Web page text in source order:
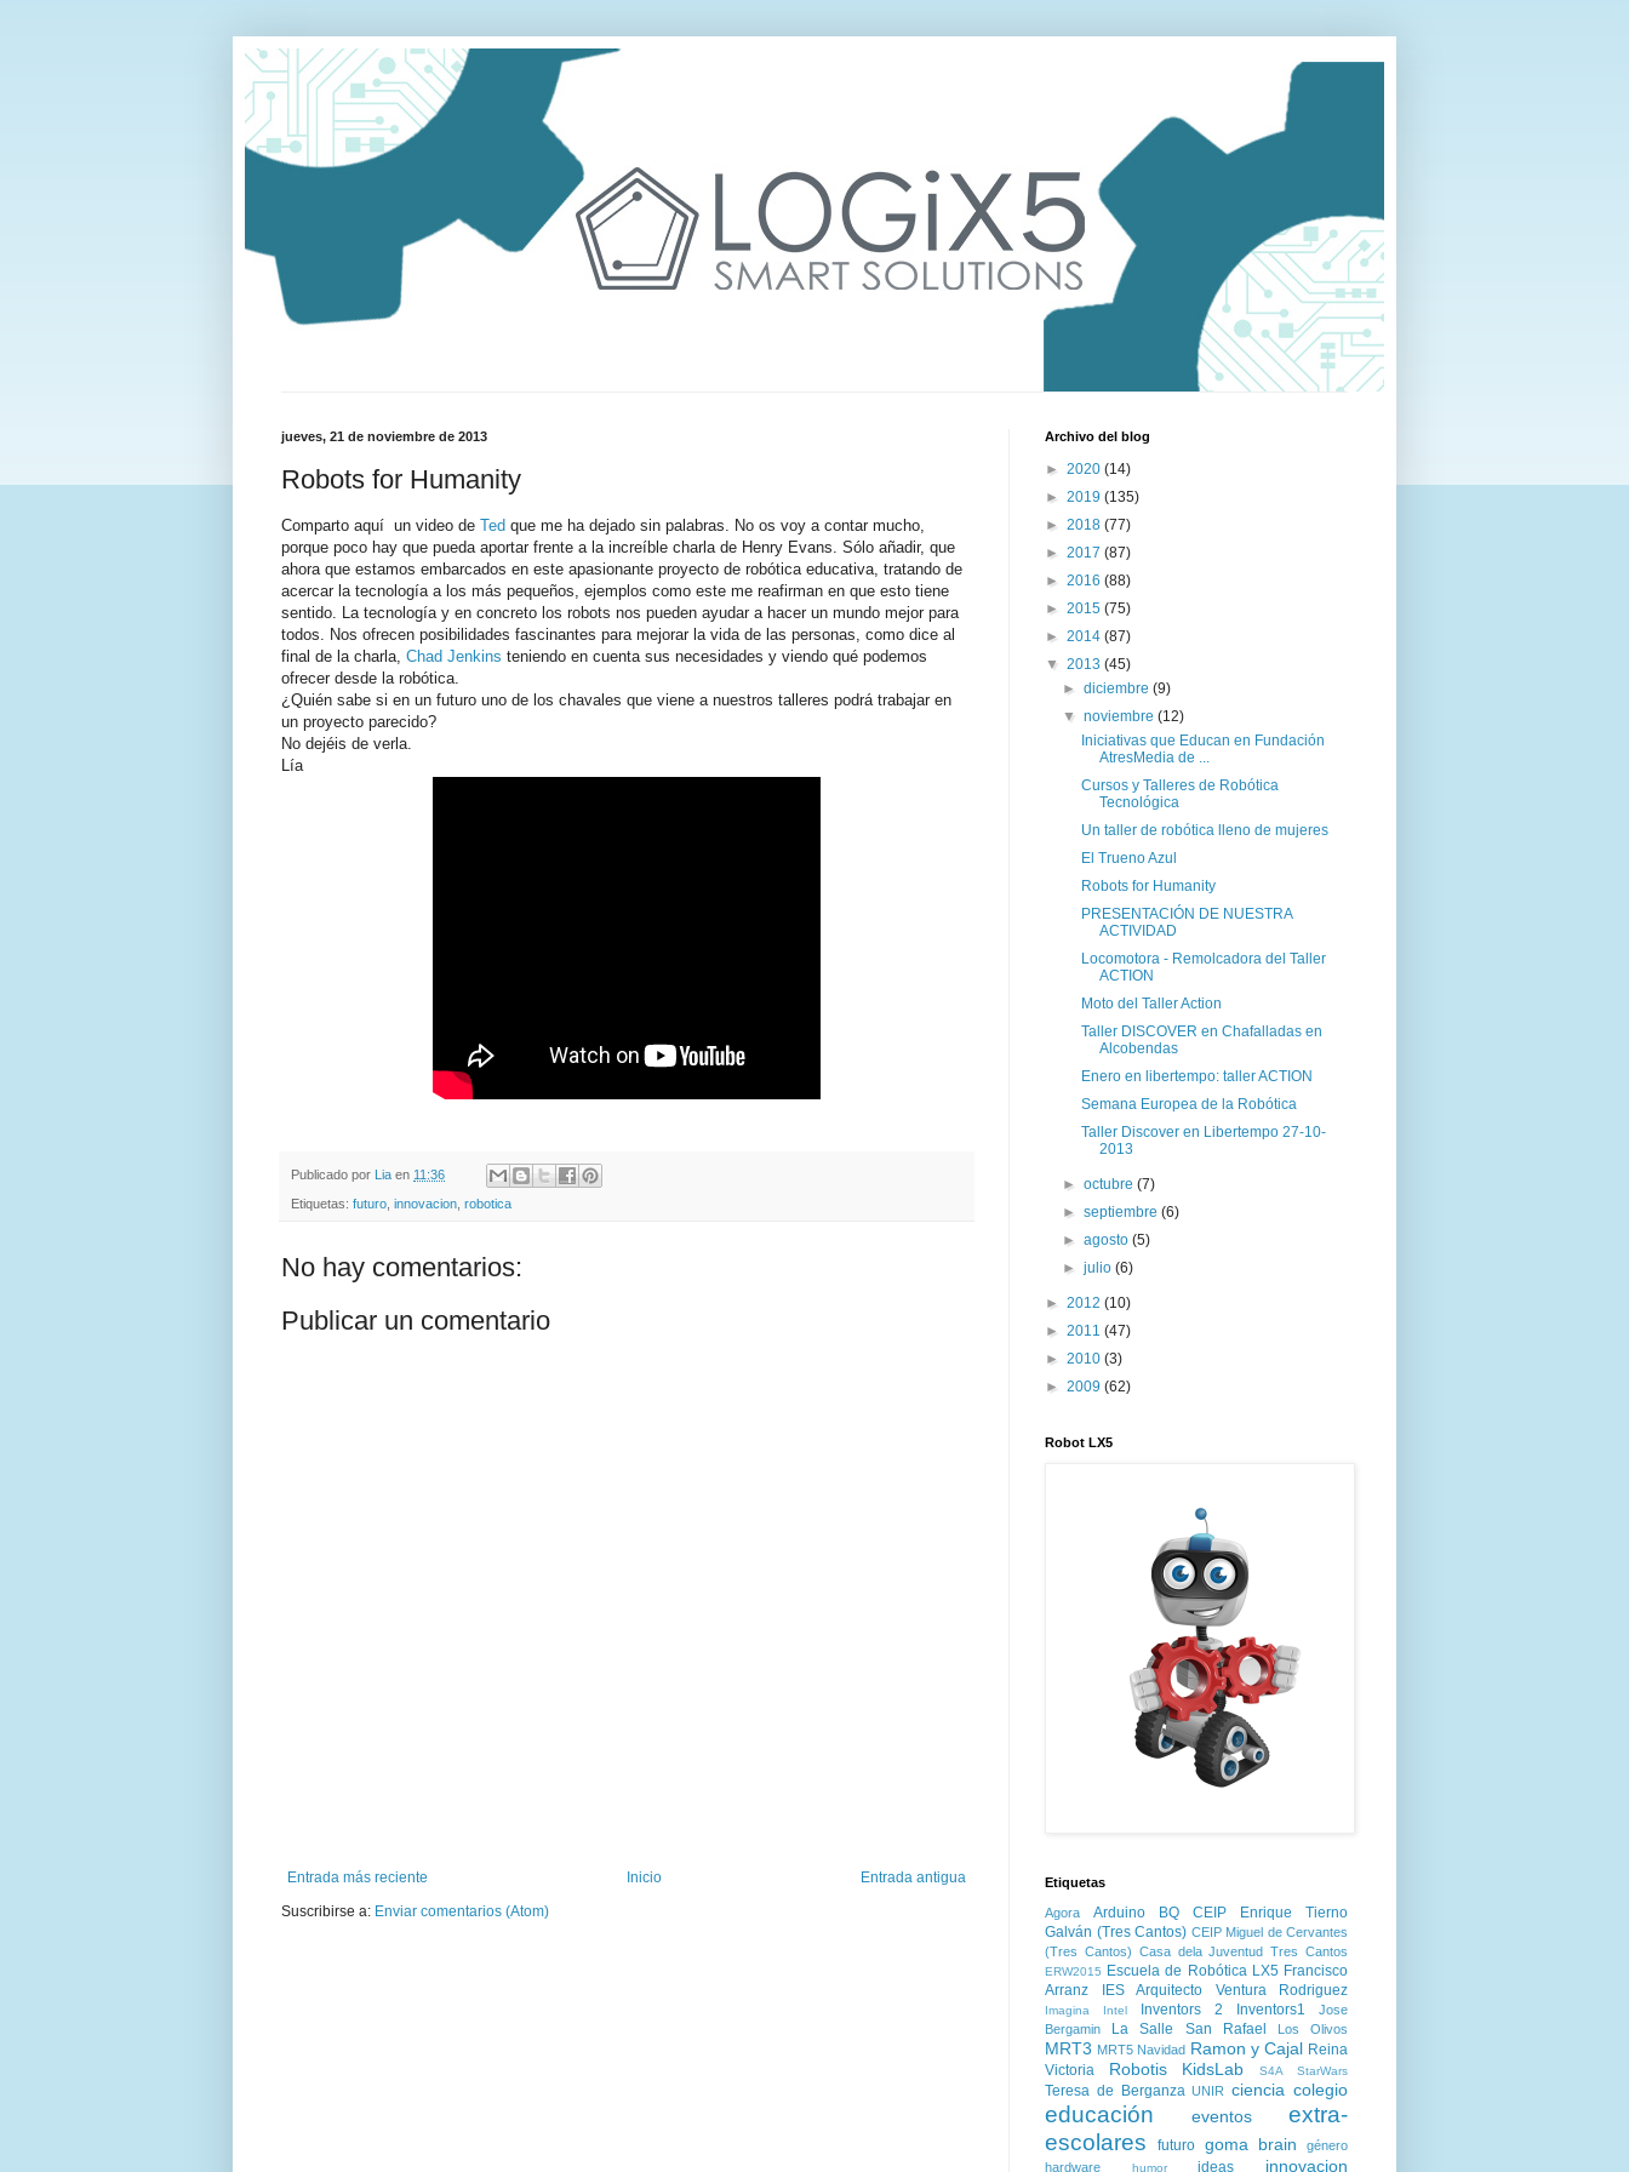
jueves, 21 de noviembre de 2013
Robots for Humanity
Comparto aquí un video de Ted que me ha dejado sin palabras. No os voy a contar mucho,
porque poco hay que pueda aportar frente a la increíble charla de Henry Evans. Sólo añadir, que
ahora que estamos embarcados en este apasionante proyecto de robótica educativa, tratando de
acercar la tecnología a los más pequeños, ejemplos como este me reafirman en que esto tiene
sentido. La tecnología y en concreto los robots nos pueden ayudar a hacer un mundo mejor para
todos. Nos ofrecen posibilidades fascinantes para mejorar la vida de las personas, como dice al
final de la charla, Chad Jenkins teniendo en cuenta sus necesidades y viendo qué podemos
ofrecer desde la robótica.
¿Quién sabe si en un futuro uno de los chavales que viene a nuestros talleres podrá trabajar en
un proyecto parecido?
No dejéis de verla.
Lía
Publicado por Lia en 11:36
Etiquetas: futuro innovacion robotica
No hay comentarios:
Publicar un comentario
Entrada más reciente Entrada antigua
Inicio
Suscribirse a: Enviar comentarios (Atom)
Archivo del blog
► 2020 (14)
► 2019 (135)
► 2018 (77)
► 2017 (87)
► 2016 (88)
► 2015 (75)
► 2014 (87)
▼ 2013 (45)
►diciembre(9)
▼noviembre(12)
Iniciativas que Educan en Fundación
AtresMedia de ...
Cursos y Talleres de Robótica
Tecnológica
Un taller de robótica lleno de mujeres
El Trueno Azul
Robots for Humanity
PRESENTACIÓN DE NUESTRA
ACTIVIDAD
Locomotora - Remolcadora del Taller
ACTION
Moto del Taller Action
Taller DISCOVER en Chafalladas en
Alcobendas
Enero en libertempo: taller ACTION
Semana Europea de la Robótica
Taller Discover en Libertempo 27-10-
2013
►octubre(7)
►septiembre(6)
►agosto(5)
►julio(6)
► 2012 (10)
► 2011 (47)
► 2010 (3)
► 2009 (62)
Robot LX5
Etiquetas
Agora Arduino BQ
CEIP Enrique Tierno
Galván (Tres Cantos) CEIP Miguel de Cervantes
(Tres Cantos) Casa dela Juventud Tres Cantos
ERW2015 Escuela de Robótica LX5 Francisco
Arranz
IES Arquitecto Ventura Rodriguez
Imagina Intel Inventors 2 Inventors1
Jose
Bergamin
La Salle San Rafael Los Olivos
MRT3 MRT5 Navidad Ramon y Cajal Reina
Victoria
Robotis KidsLab S4A StarWars
Teresa de Berganza UNIR ciencia colegio
educación eventos
extra-
escolares
futuro goma brain
género
hardware
humor ideas innovacion